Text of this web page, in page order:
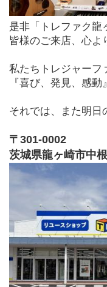
是非「トレファク龍
皆様のご来店、心よ
私たちトレジャーフ
『喜び、発見、感
それでは、また明日
〒301-0002
茨城県龍ヶ崎市中